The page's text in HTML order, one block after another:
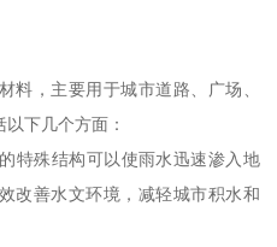
料，主要用于城市道路、广场、
下几个方面：
特殊结构可以使雨水迅速渗入地
改善水文环境，减轻城市积水和